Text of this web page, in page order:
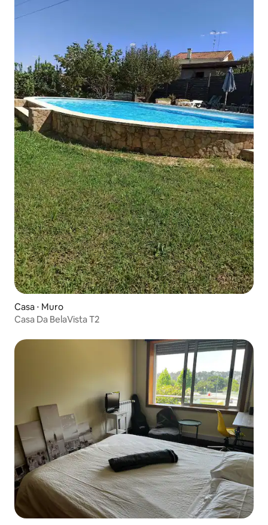
Casa ⋅ Muro
Casa Da BelaVista T2